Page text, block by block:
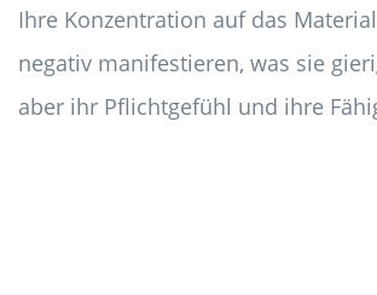
Ihre Konzentration auf das
negativ manifestieren, was sie
aber ihr Pflichtgefühl und ihre